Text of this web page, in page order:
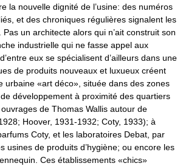
la nouvelle dignité de l’usine: des numéros
et des chroniques régulières signalent les
un architecte alors qui n’ait construit son
industrielle qui ne fasse appel aux
eux se spécialisent d’ailleurs dans une
de produits nouveaux et luxueux créent
urbaine «art déco», située dans des zones
développement à proximité des quartiers
de Thomas Wallis autour de
Hoover, 1931-1932; Coty, 1933); à
Coty, et les laboratoires Debat, par
usines de produits d’hygiène; ou encore les
Ces établissements «chics»